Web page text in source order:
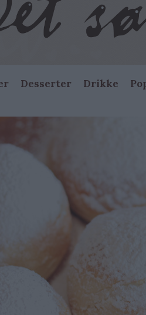
Desserter Drikke